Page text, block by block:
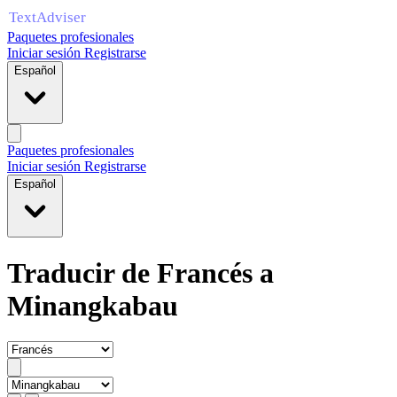
Paquetes profesionales
Iniciar sesión Registrarse
Español
Paquetes profesionales
Iniciar sesión Registrarse
Español
Traducir de Francés a
Minangkabau